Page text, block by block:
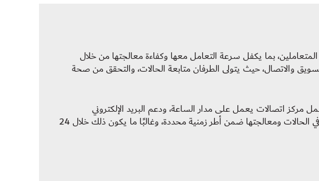
بما يكفل سرعة التعامل معها وكفاءة معالجتها من خلال
والاتصال، حيث يتولى الطرفان متابعة الحالات، والتحقق من صحة
اتصالات يعمل على مدار الساعة، ودعم البريد الإلكتروني
المخصص، ومركز اتصالات هيئة الطرق والمواصلات، حيث يتم التحقيق في الحالات ومعالجتها ضمن أطر زمنية محددة، وغالبًا ما يكون ذلك خلال 24